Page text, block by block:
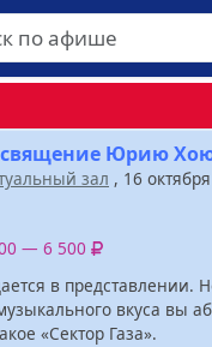
Юрию
зал , 16
— 6 500
в представлении.
вкуса вы
«Сектор Газа».